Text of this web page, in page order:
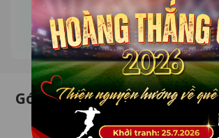
Góp ý Hội đồng hương –